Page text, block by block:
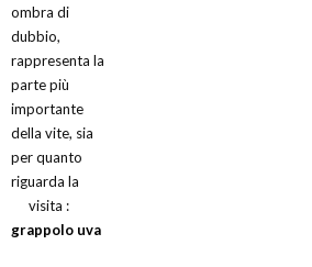
ombra di
dubbio,
rappresenta la
parte più
importante
della vite, sia
per quanto
riguarda la
visita :
grappolo uva